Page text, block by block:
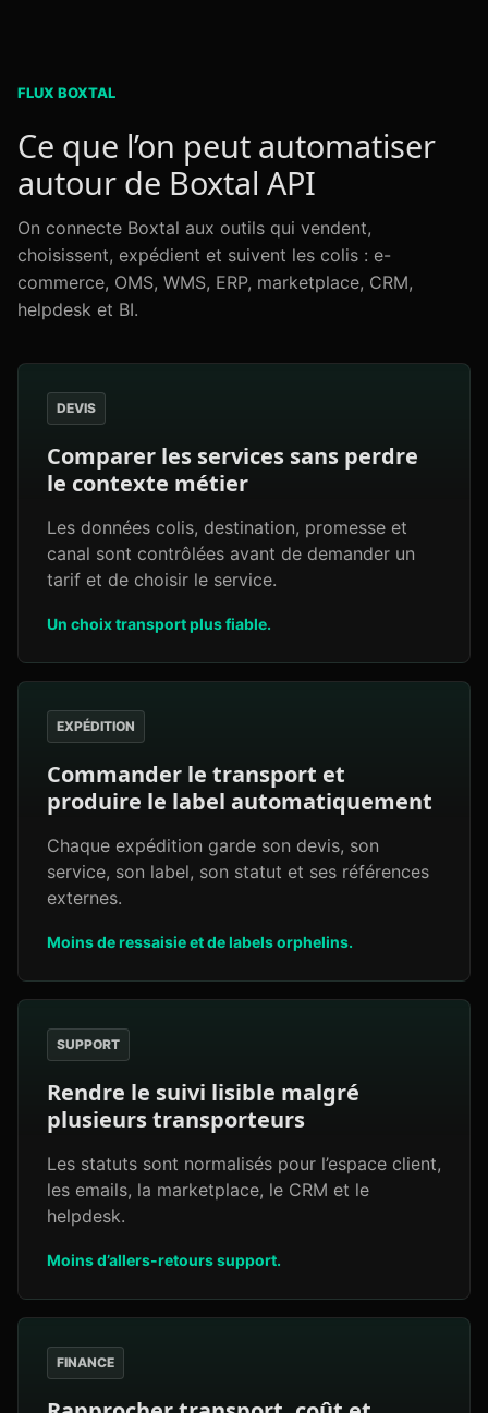
FLUX BOXTAL
Ce que l’on peut automatiser
autour de Boxtal API
On connecte Boxtal aux outils qui vendent,
choisissent, expédient et suivent les colis : e-
commerce, OMS, WMS, ERP, marketplace, CRM,
helpdesk et BI.
DEVIS
Comparer les services sans perdre
le contexte métier
Les données colis, destination, promesse et
canal sont contrôlées avant de demander un
tarif et de choisir le service.
Un choix transport plus fiable.
EXPÉDITION
Commander le transport et
produire le label automatiquement
Chaque expédition garde son devis, son
service, son label, son statut et ses références
externes.
Moins de ressaisie et de labels orphelins.
SUPPORT
Rendre le suivi lisible malgré
plusieurs transporteurs
Les statuts sont normalisés pour l’espace client,
les emails, la marketplace, le CRM et le
helpdesk.
Moins d’allers-retours support.
FINANCE